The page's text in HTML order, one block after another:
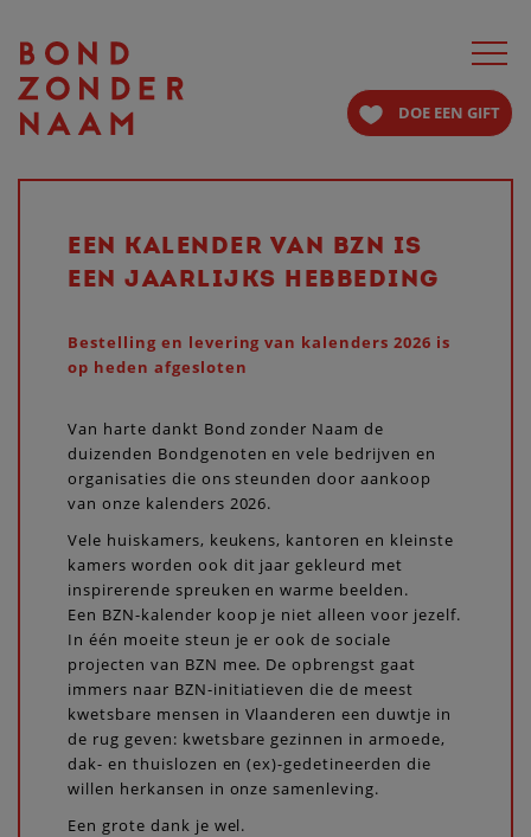
Toggle
DOE EEN GIFT
EEN KALENDER VAN BZN IS
EEN JAARLIJKS HEBBEDING
Bestelling en levering van kalenders 2026 is
op heden afgesloten
Van harte dankt Bond zonder Naam de
duizenden Bondgenoten en vele bedrijven en
organisaties die ons steunden door aankoop
van onze kalenders 2026.
Vele huiskamers, keukens, kantoren en kleinste
kamers worden ook dit jaar gekleurd met
inspirerende spreuken en warme beelden.
Een BZN-kalender koop je niet alleen voor jezelf.
In één moeite steun je er ook de sociale
projecten van BZN mee. De opbrengst gaat
immers naar BZN-initiatieven die de meest
kwetsbare mensen in Vlaanderen een duwtje in
de rug geven: kwetsbare gezinnen in armoede,
dak- en thuislozen en (ex)-gedetineerden die
willen herkansen in onze samenleving.
Een grote dank je wel.